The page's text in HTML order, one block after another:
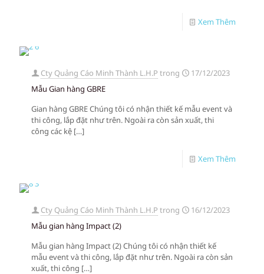
Xem Thêm
Cty Quảng Cáo Minh Thành L.H.P trong
17/12/2023
Mẫu Gian hàng GBRE
Gian hàng GBRE Chúng tôi có nhận thiết kế mẫu event và
thi công, lắp đặt như trên. Ngoài ra còn sản xuất, thi
công các kệ […]
Xem Thêm
Cty Quảng Cáo Minh Thành L.H.P trong
16/12/2023
Mẫu gian hàng Impact (2)
Mẫu gian hàng Impact (2) Chúng tôi có nhận thiết kế
mẫu event và thi công, lắp đặt như trên. Ngoài ra còn sản
xuất, thi công […]